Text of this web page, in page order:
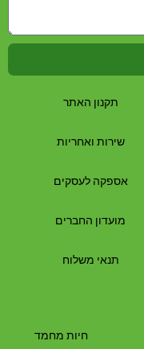
תקנון האתר
שירות ואחריות
אספקה לעסקים
מועדון החברים
תנאי משלוח
חיות מחמד